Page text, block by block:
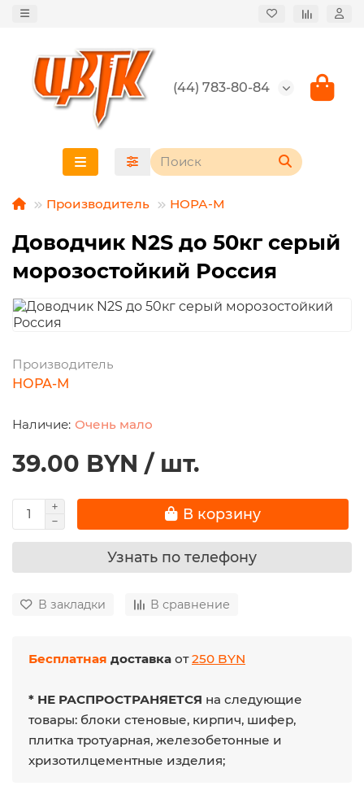
(44) 783-80-84
Производитель НОРА-М
Доводчик N2S до 50кг серый
морозостойкий Россия
Производитель
НОРА-М
Очень мало
39.00 BYN / шт.
В корзину
Узнать по телефону
В закладки В сравнение
Бесплатная доставка от250 BYN
* НЕ РАСПРОСТРАНЯЕТСЯ на следующие
товары: блоки стеновые, кирпич, шифер,
плитка тротуарная, железобетонные и
хризотилцементные изделия;